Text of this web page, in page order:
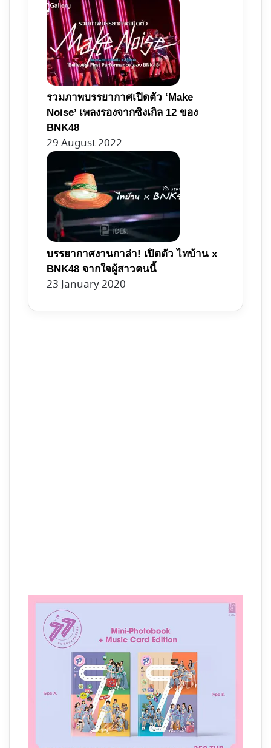
รวมภาพบรรยากาศเปิดตัว ‘Make
Noise’ เพลงรองจากซิงเกิล 12 ของ
BNK48
29 August 2022
บรรยากาศงานกาล่า! เปิดตัว ไทบ้าน x
BNK48 จากใจผู้สาวคนนี้
23 January 2020